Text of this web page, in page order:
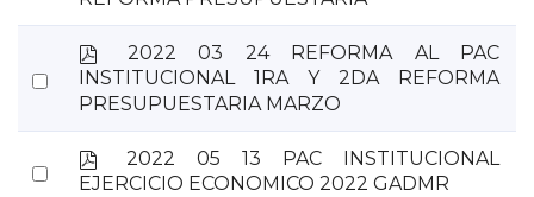
Select
p
d
f
2022 03 24 REFORMA AL PAC
INSTITUCIONAL 1RA Y 2DA REFORMA
PRESUPUESTARIA MARZO
Select
p
d
2022 05 13 PAC INSTITUCIONAL
EJERCICIO ECONOMICO 2022 GADMR